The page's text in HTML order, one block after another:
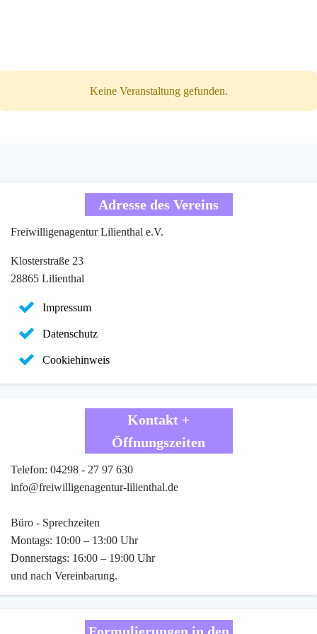
Keine Veranstaltung gefunden.
Adresse des Vereins
Freiwilligenagentur Lilienthal e.V.
Klosterstraße 23
28865 Lilienthal
Impressum
Datenschutz
Cookiehinweis
Kontakt +
Öffnungszeiten
Telefon: 04298 - 27 97 630
info@freiwilligenagentur-lilienthal.de
Büro - Sprechzeiten
Montags: 10:00 – 13:00 Uhr
Donnerstags: 16:00 – 19:00 Uhr
und nach Vereinbarung.